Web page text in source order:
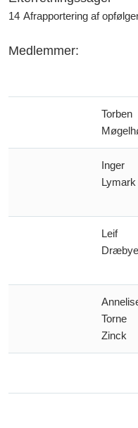
14 Afrapportering af
Medlemmer:
Torben
Inger
Lymark
Leif
Dræbye
Torne
Zinck